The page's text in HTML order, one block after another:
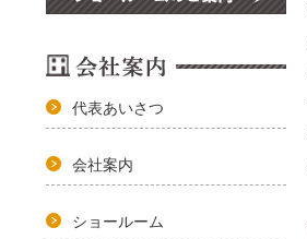
代表あいさつ
会社案内
ショールーム